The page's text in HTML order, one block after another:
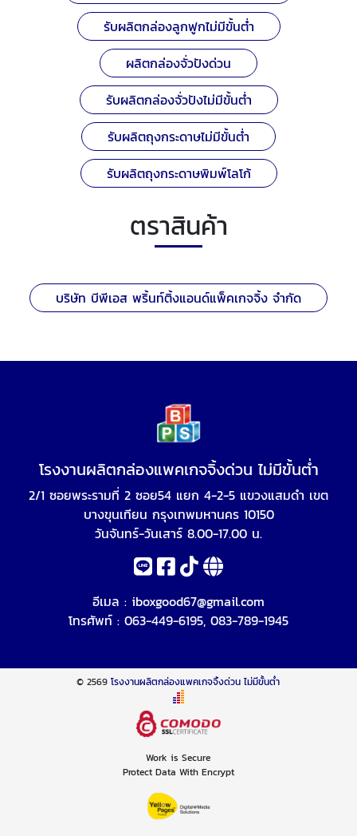
รับผลิตกล่องลูกฟูกไม่มีขั้นต่ำ
ผลิตกล่องจั่วปังด่วน
รับผลิตกล่องจั่วปังไม่มีขั้นต่ำ
รับผลิตถุงกระดาษไม่มีขั้นต่ำ
รับผลิตถุงกระดาษพิมพ์โลโก้
ตราสินค้า
บริษัท บีพีเอส พริ้นท์ติ้งแอนด์แพ็คเกจจิ้ง จำกัด
โรงงานผลิตกล่องแพคเกจจิ้งด่วน ไม่มีขั้นต่ำ
2/1 ซอยพระรามที่ 2 ซอย54 แยก 4-2-5 แขวงแสมดำ เขต
บางขุนเทียน กรุงเทพมหานคร 10150
วันจันทร์-วันเสาร์ 8.00-17.00 น.
อีเมล : iboxgood67@gmail.com
โทรศัพท์ : 063-449-6195, 083-789-1945
© 2569โรงงานผลิตกล่องแพคเกจจิ้งด่วน ไม่มีขั้นต่ำ
Work is Secure
Protect Data With Encrypt